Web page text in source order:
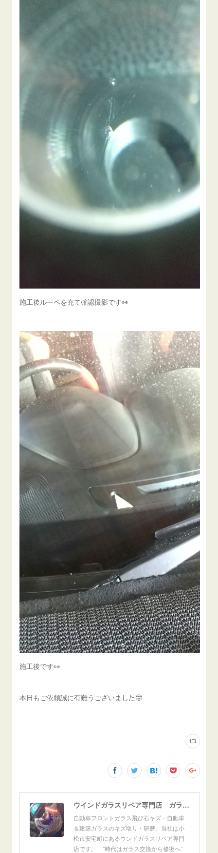
施工後ルーペを充て確認撮影です👀
施工後です👀
本日もご依頼誠に有難うございました🤓
ウインドガラスリペア専門店 ガラスリペア・ヨシダ グラスウェルドジャパン 正規施工店 小松市
自動車フロントガラス飛び石キズ・自動車
＆建築ガラスのキズ取り・研磨。当社は小
松市安宅町にあるウンドガラスリペア専門
店です。 ”時代はガラス交換から修復へ”